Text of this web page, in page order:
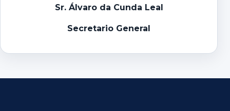
Sr. Álvaro da Cunda Leal
Secretario General